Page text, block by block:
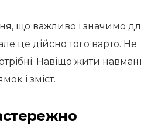
що важливо і значимо
це дійсно того варто. Не
Навіщо жити
і зміст.